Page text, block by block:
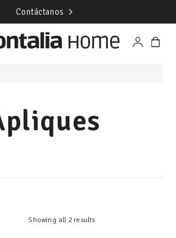
Contáctanos
Showing all 2 results